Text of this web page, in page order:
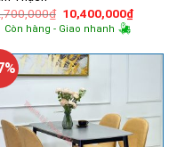
₫ Giá
gốc
là:
10,400,000₫Giá
hiện
Còn hàng - Giao nhanh